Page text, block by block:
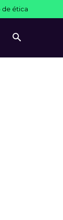
de ética